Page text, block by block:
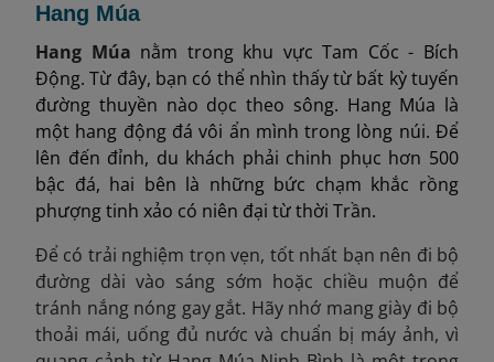
Hang Múa
Hang Múa nằm trong khu vực Tam Cốc - Bích
Động. Từ đây, bạn có thể nhìn thấy từ bất kỳ tuyến
đường thuyền nào dọc theo sông. Hang Múa là
một hang động đá vôi ẩn mình trong lòng núi. Để
lên đến đỉnh, du khách phải chinh phục hơn 500
bậc đá, hai bên là những bức chạm khắc rồng
phượng tinh xảo có niên đại từ thời Trần.
Để có trải nghiệm trọn vẹn, tốt nhất bạn nên đi bộ
đường dài vào sáng sớm hoặc chiều muộn để
tránh nắng nóng gay gắt. Hãy nhớ mang giày đi bộ
thoải mái, uống đủ nước và chuẩn bị máy ảnh, vì